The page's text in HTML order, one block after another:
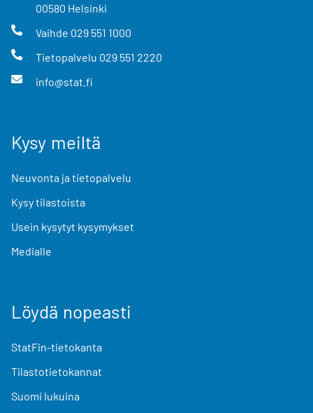
00580 Helsinki
Vaihde 029 551 1000
Tietopalvelu 029 551 2220
info@stat.fi
Kysy meiltä
Neuvonta ja tietopalvelu
Kysy tilastoista
Usein kysytyt kysymykset
Medialle
Löydä nopeasti
StatFin-tietokanta
Tilastotietokannat
Suomi lukuina